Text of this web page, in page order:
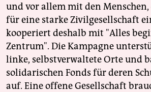
und vor allem mit den
für eine starke Zivilgesellschaft
kooperiert deshalb mit "Alles
Zentrum". Die Kampagne
linke, selbstverwaltete Orte und
solidarischen Fonds für deren
auf. Eine offene Gesellschaft